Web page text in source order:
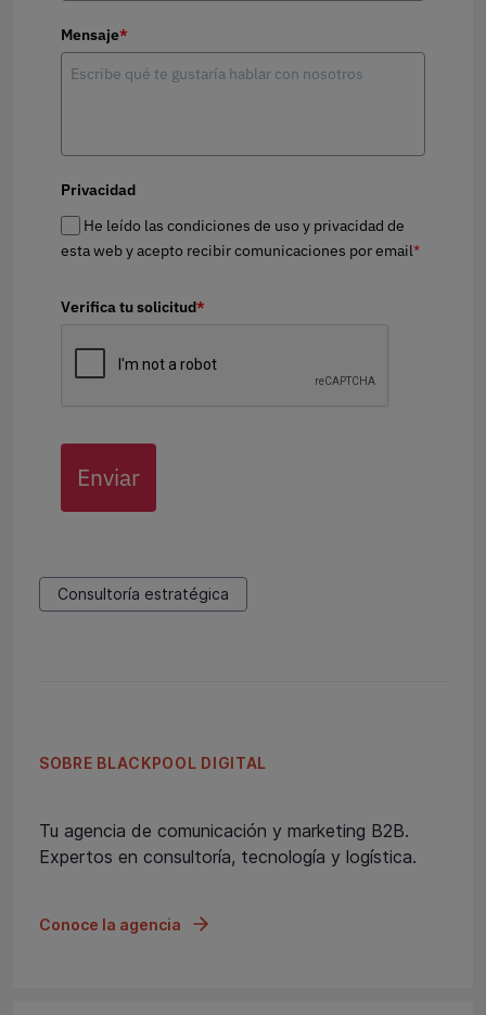
Mensaje*
Privacidad
He leído las condiciones de uso y privacidad de
esta web y acepto recibir comunicaciones por email*
Verifica tu solicitud*
Enviar
Consultoría estratégica
SOBRE BLACKPOOL DIGITAL
Tu agencia de comunicación y marketing B2B.
Expertos en consultoría, tecnología y logística.
Conoce la agencia